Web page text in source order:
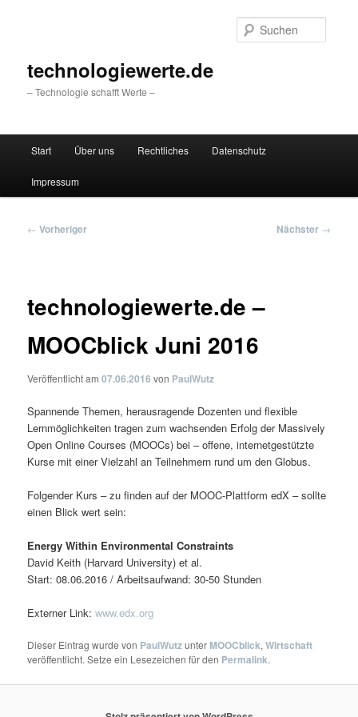
technologiewerte.de
– Technologie schafft Werte –
Start Über uns Rechtliches Datenschutz
Impressum
Beitragsnavigation
← Vorheriger Nächster →
technologiewerte.de –
MOOCblick Juni 2016
Veröffentlicht am07.06.2016 von PaulWutz
Spannende Themen, herausragende Dozenten und flexible
Lernmöglichkeiten tragen zum wachsenden Erfolg der Massively
Open Online Courses (MOOCs) bei – offene, internetgestützte
Kurse mit einer Vielzahl an Teilnehmern rund um den Globus.
Folgender Kurs – zu finden auf der MOOC-Plattform edX – sollte
einen Blick wert sein:
Energy Within Environmental Constraints
David Keith (Harvard University) et al.
Start: 08.06.2016 / Arbeitsaufwand: 30-50 Stunden
Externer Link:www.edx.org
Dieser Eintrag wurde von PaulWutzunter MOOCblick,Wirtschaft
veröffentlicht. Setze ein Lesezeichen für den Permalink.